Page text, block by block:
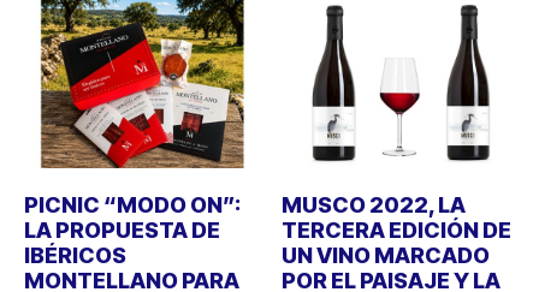
PICNIC “MODO ON”:
LA PROPUESTA DE
IBÉRICOS
MONTELLANO PARA
MUSCO 2022, LA
TERCERA EDICIÓN DE
UN VINO MARCADO
POR EL PAISAJE Y LA